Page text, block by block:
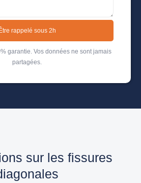
Être rappelé sous 2h
garantie. Vos données ne sont jamais
partagées.
sur les fissures